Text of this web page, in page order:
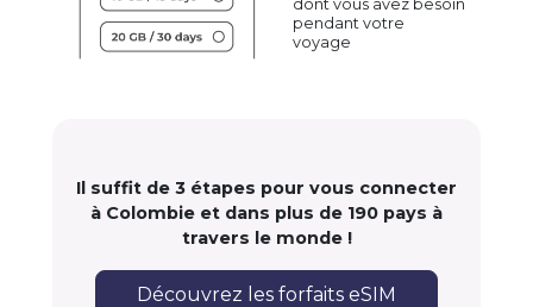
dont vous avez besoin
pendant votre
voyage
Il suffit de 3 étapes pour vous connecter
à Colombie et dans plus de 190 pays à
travers le monde !
Découvrez les forfaits eSIM